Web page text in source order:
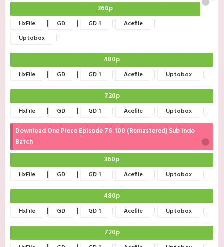
360p
HxFile | GD | GD 1 | Acefile |
Uptobox |
480p
HxFile | GD | GD 1 | Acefile | Uptobox |
720p
HxFile | GD | GD 1 | Acefile | Uptobox
|
Download One Piece Episode 76-100 (Remastered) Sub Indo
Batch
360p
HxFile | GD | GD 1 | Acefile | Uptobox |
480p
HxFile | GD | GD 1 | Acefile | Uptobox |
720p